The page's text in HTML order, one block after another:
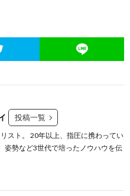
投稿一覧
スト。 20年以上、指圧に携わってい
姿勢など3世代で培ったノウハウを伝